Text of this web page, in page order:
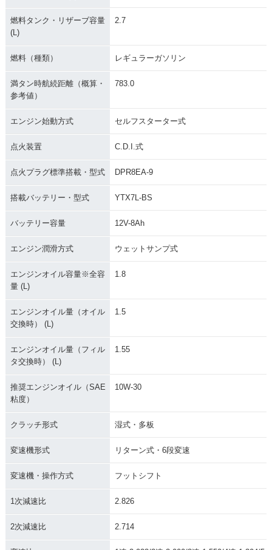
燃料タンク・リザーブ容量
(L)
2.7
燃料（種類） レギュラーガソリン
満タン時航続距離（概算・
参考値）
783.0
エンジン始動方式 セルフスターター式
点火装置 C.D.I.式
点火プラグ標準搭載・型式 DPR8EA-9
搭載バッテリー・型式 YTX7L-BS
バッテリー容量 12V-8Ah
エンジン潤滑方式 ウェットサンプ式
エンジンオイル容量※全容
量 (L)
1.8
エンジンオイル量（オイル
交換時） (L)
1.5
エンジンオイル量（フィル
タ交換時） (L)
1.55
推奨エンジンオイル（SAE
粘度）
10W-30
クラッチ形式 湿式・多板
変速機形式 リターン式・6段変速
変速機・操作方式 フットシフト
1次減速比 2.826
2次減速比 2.714